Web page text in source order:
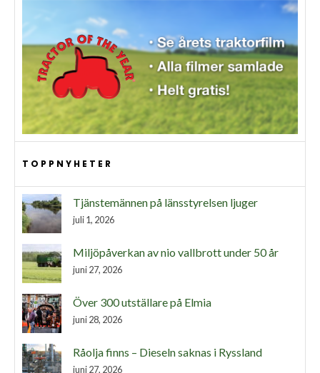
TOPPNYHETER
Tjänstemännen på länsstyrelsen ljuger
juli 1, 2026
Miljöpåverkan av nio vallbrott under 50 år
juni 27, 2026
Över 300 utställare på Elmia
juni 28, 2026
Råolja finns – Dieseln saknas i Ryssland
juni 27, 2026